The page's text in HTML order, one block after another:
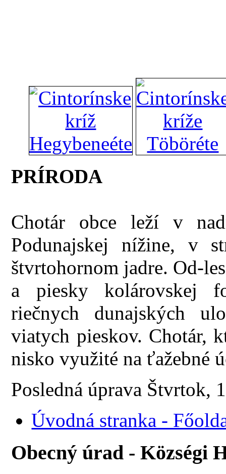
PRÍRODA
Chotár obce leží v
Podunajskej nížine, v
štvrtohornom jadre. Od-
a piesky kolárovskej
riečnych dunajských
viatych pieskov. Chotár,
nisko využité na ťažebné
Posledná úprava Štvrtok,
Úvodná stranka -
Obecný úrad - Községi